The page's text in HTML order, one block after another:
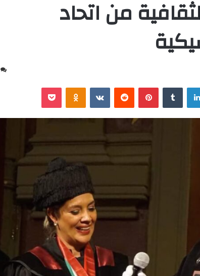
من اتحاد
لينكدإن ‏Tumblr بينتيريست ‏Reddit
‏VKontakte
Odnoklassniki
‫Pocket